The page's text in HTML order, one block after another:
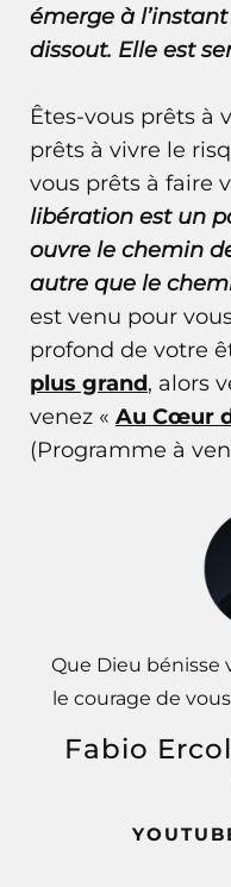
émerge à
dissout. Elle est
Êtes-vous prêts à
prêts à vivre le
vous prêts à faire
libération est un
ouvre le chemin
autre que le
est venu pour
profond de votre
plus grand, alors
venez « Au Cœur
(Programme à
Que Dieu bénisse
le courage de
Fabio